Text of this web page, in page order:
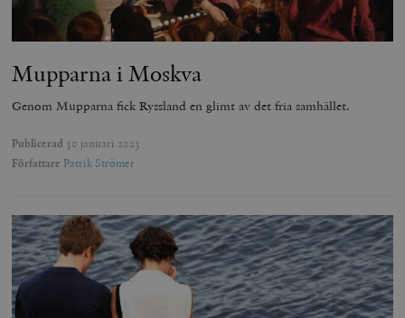
Mupparna i Moskva
Genom Mupparna fick Ryssland en glimt av det fria samhället.
Publicerad 30 januari 2023
Författare Patrik Strömer